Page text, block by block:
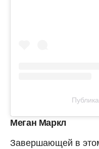
Меган Маркл
Завершающей в